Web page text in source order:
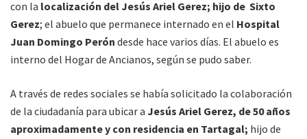
con la localización del Jesús Ariel Gerez; hijo de Sixto
Gerez; el abuelo que permanece internado en el Hospital
Juan Domingo Perón desde hace varios días. El abuelo es
interno del Hogar de Ancianos, según se pudo saber.
A través de redes sociales se había solicitado la colaboración
de la ciudadanía para ubicar a Jesús Ariel Gerez, de 50 años
aproximadamente y con residencia en Tartagal; hijo de